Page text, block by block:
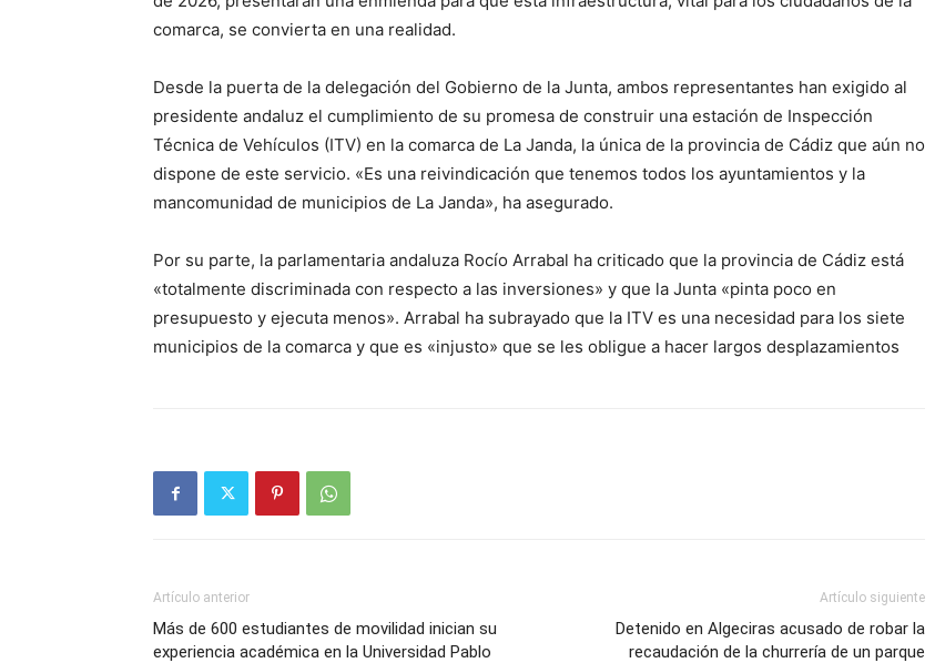
comarca, se convierta en una realidad.
Desde la puerta de la delegación del Gobierno de la Junta, ambos representantes han exigido al
presidente andaluz el cumplimiento de su promesa de construir una estación de Inspección
Técnica de Vehículos (ITV) en la comarca de La Janda, la única de la provincia de Cádiz que aún no
dispone de este servicio. «Es una reivindicación que tenemos todos los ayuntamientos y la
mancomunidad de municipios de La Janda», ha asegurado.
Por su parte, la parlamentaria andaluza Rocío Arrabal ha criticado que la provincia de Cádiz está
«totalmente discriminada con respecto a las inversiones» y que la Junta «pinta poco en
presupuesto y ejecuta menos». Arrabal ha subrayado que la ITV es una necesidad para los siete
municipios de la comarca y que es «injusto» que se les obligue a hacer largos desplazamientos
Artículo anterior
Más de 600 estudiantes de movilidad inician su
experiencia académica en la Universidad Pablo
Artículo siguiente
Detenido en Algeciras acusado de robar la
recaudación de la churrería de un parque